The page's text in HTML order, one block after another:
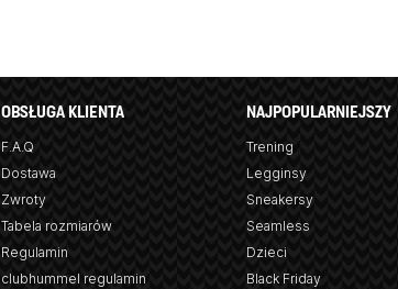
OBSŁUGA KLIENTA
F.A.Q
Dostawa
Zwroty
Tabela rozmiarów
Regulamin
clubhummel regulamin
NAJPOPULARNIEJSZY
Trening
Legginsy
Sneakersy
Seamless
Dzieci
Black Friday